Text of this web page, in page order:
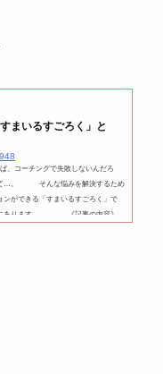
まいるすごろく」と
、コーチングで失敗しないんだろ
て…。 そんな悩みを解決するため
ができる「すまいるすごろく」で
あります。 《記事の内容》